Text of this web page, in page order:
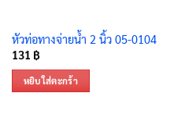
หัวท่อทางจ่ายน้ำ 2 นิ้ว 05-0104
131 ฿
หยิบใส่ตะกร้า